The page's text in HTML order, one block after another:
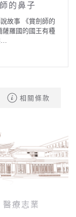
滅釋迦族的
故事 《琉璃王滅
緣》 自古以來，
相關條款
醫療志業